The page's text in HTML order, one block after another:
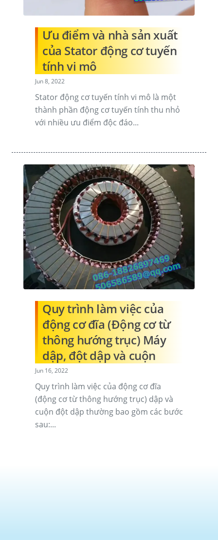
Ưu điểm và nhà sản xuất
của Stator động cơ tuyến
tính vi mô
Jun 8, 2022
Stator động cơ tuyến tính vi mô là một
thành phần động cơ tuyến tính thu nhỏ
với nhiều ưu điểm độc đáo...
Quy trình làm việc của
động cơ đĩa (Động cơ từ
thông hướng trục) Máy
dập, đột dập và cuộn
Jun 16, 2022
Quy trình làm việc của động cơ đĩa
(động cơ từ thông hướng trục) dập và
cuộn đột dập thường bao gồm các bước
sau:...